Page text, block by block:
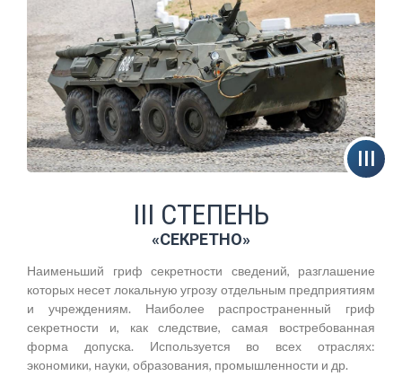
III СТЕПЕНЬ
«СЕКРЕТНО»
Наименьший гриф секретности сведений, разглашение
которых несет локальную угрозу отдельным предприятиям
и учреждениям. Наиболее распространенный гриф
секретности и, как следствие, самая востребованная
форма допуска. Используется во всех отраслях:
экономики, науки, образования, промышленности и др.